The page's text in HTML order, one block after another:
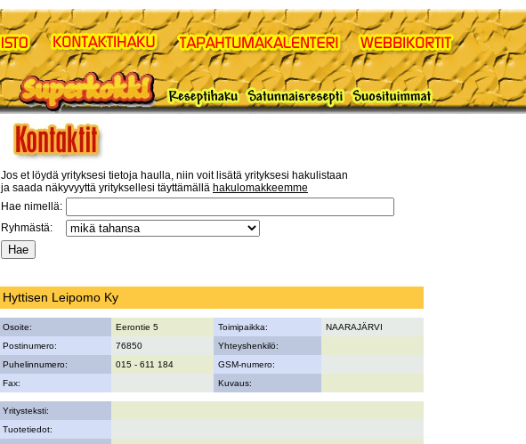
Jos et löydä yrityksesi tietoja haulla, niin voit lisätä yrityksesi hakulistaan
ja saada näkyvyyttä yrityksellesi täyttämällä hakulomakkeemme
Hae nimellä:
Ryhmästä:
Hyttisen Leipomo Ky
Osoite: Eerontie 5 Toimipaikka:
NAARAJÄRVI
Postinumero:
76850
Yhteyshenkilö:
Puhelinnumero:
015 - 611 184
GSM-numero:
Fax:
Kuvaus:
Yritysteksti:
Tuotetiedot: